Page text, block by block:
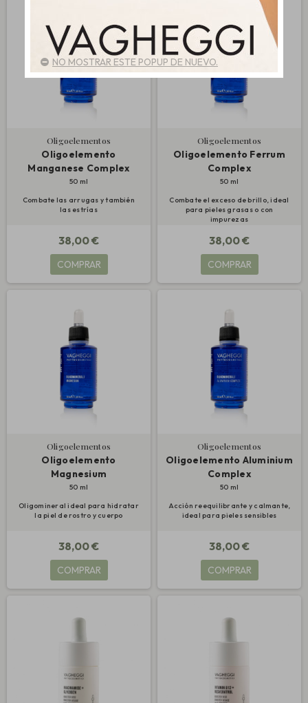
Oligoelementos
Oligoelemento
Manganese Complex
50 ml
Combate las arrugas y también
las estrías
38,00 €
COMPRAR
Oligoelementos
Oligoelemento Ferrum
Complex
50 ml
Combate el exceso de brillo, ideal
para pieles grasas o con
impurezas
38,00 €
COMPRAR
Oligoelementos
Oligoelemento
Magnesium
50 ml
Oligomineral ideal para hidratar
la piel de rostro y cuerpo
38,00 €
COMPRAR
Oligoelementos
Oligoelemento Aluminium
Complex
50 ml
Acción reequilibrante y calmante,
ideal para pieles sensibles
38,00 €
COMPRAR
NO MOSTRAR ESTE POPUP DE NUEVO.